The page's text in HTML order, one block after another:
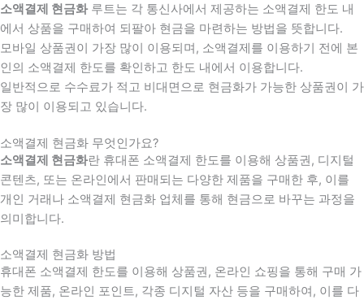
소액결제 현금화루트는 각 통신사에서 제공하는 소액결제 한도 내
에서 상품을 구매하여 되팔아 현금을 마련하는 방법을 뜻합니다.
모바일 상품권이 가장 많이 이용되며, 소액결제를 이용하기 전에 본
인의 소액결제 한도를 확인하고 한도 내에서 이용합니다.
일반적으로 수수료가 적고 비대면으로 현금화가 가능한 상품권이 가
장 많이 이용되고 있습니다.
소액결제 현금화 무엇인가요?
소액결제 현금화란 휴대폰 소액결제 한도를 이용해 상품권, 디지털
콘텐츠, 또는 온라인에서 판매되는 다양한 제품을 구매한 후, 이를
개인 거래나 소액결제 현금화 업체를 통해 현금으로 바꾸는 과정을
의미합니다.
소액결제 현금화 방법
휴대폰 소액결제 한도를 이용해 상품권, 온라인 쇼핑을 통해 구매 가
능한 제품, 온라인 포인트, 각종 디지털 자산 등을 구매하여, 이를 다